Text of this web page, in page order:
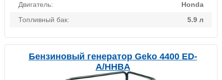
Двигатель:
Honda
Топливный бак:
5.9 л
Бензиновый генератор Geko 4400 ED-
А/HHBA